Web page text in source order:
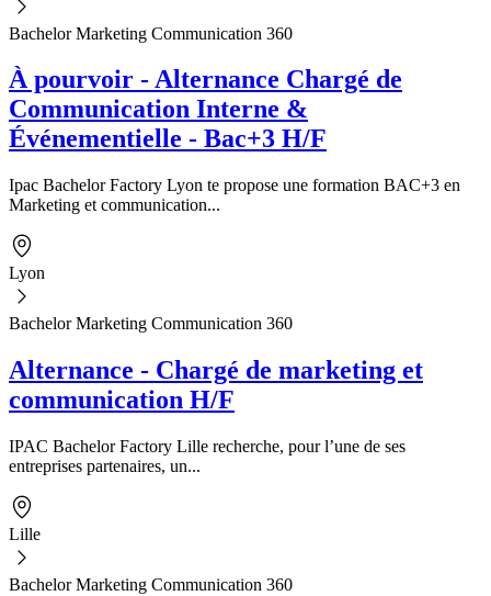
Bachelor Marketing Communication 360
À pourvoir - Alternance Chargé de
Communication Interne &
Événementielle - Bac+3 H/F
Ipac Bachelor Factory Lyon te propose une formation BAC+3 en
Marketing et communication...
Lyon
Bachelor Marketing Communication 360
Alternance - Chargé de marketing et
communication H/F
IPAC Bachelor Factory Lille recherche, pour l’une de ses
entreprises partenaires, un...
Lille
Bachelor Marketing Communication 360